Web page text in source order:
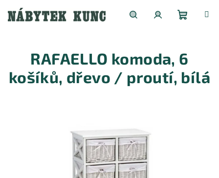
obsah
košík
RAFAELLO komoda, 6
košíků, dřevo / proutí, bílá